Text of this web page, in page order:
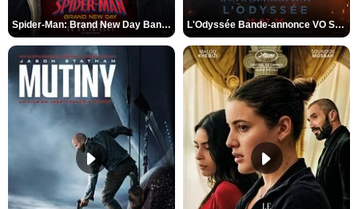
Spider-Man: Brand New Day Bande-annonce VO STFR L'Odyssée Bande-annonce VO STFR